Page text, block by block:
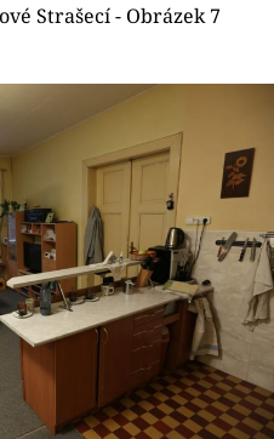
Strašecí - Obrázek 7